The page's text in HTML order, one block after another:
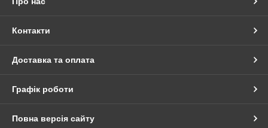
Контакти
Доставка та оплата
Графік роботи
Повна версія сайту